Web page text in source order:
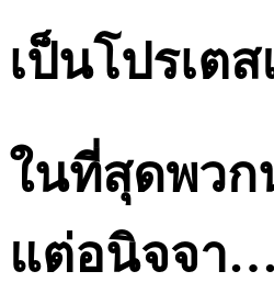
เป็นโปรเต
ในที่สุดพว
แต่อนิจจา…